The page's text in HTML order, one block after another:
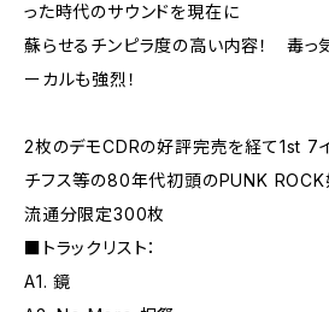
った時代のサウンドを現在に
蘇らせるチンピラ度の高い内容！ 毒っ
ーカルも強烈！
2枚のデモCDRの好評完売を経て1st 7
チフス等の80年代初頭のPUNK ROCK
流通分限定300枚
■トラックリスト：
A1. 鏡